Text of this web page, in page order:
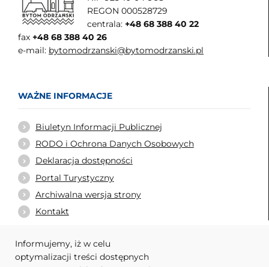
REGON 000528729
centrala: +48 68 388 40 22
fax +48 68 388 40 26
e-mail: bytomodrzanski@bytomodrzanski.pl
WAŻNE INFORMACJE
Biuletyn Informacji Publicznej
RODO i Ochrona Danych Osobowych
Deklaracja dostępności
Portal Turystyczny
Archiwalna wersja strony
Kontakt
WARTO ODWIEDZIĆ
Informujemy, iż w celu
optymalizacji treści dostępnych